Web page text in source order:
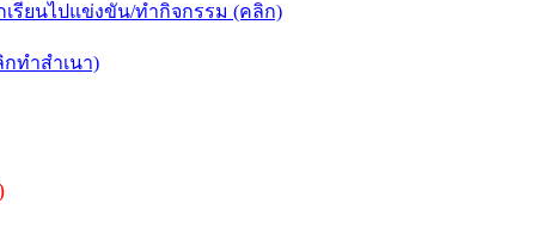
รียนไปแข่งขัน/ทำกิจกรรม (คลิก)
ทำสำเนา)